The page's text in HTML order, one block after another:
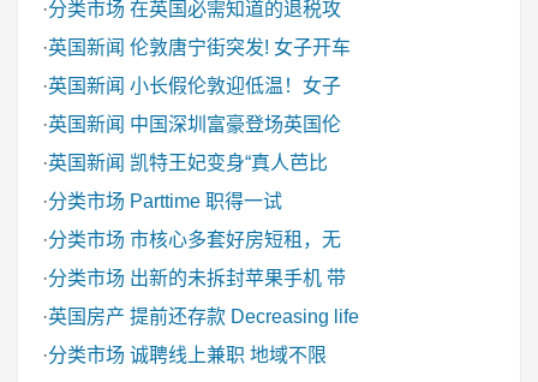
·分类市场 在英国必需知道的退税攻
·英国新闻 伦敦唐宁街突发! 女子开车
·英国新闻 小长假伦敦迎低温！女子
·英国新闻 中国深圳富豪登场英国伦
·英国新闻 凯特王妃变身“真人芭比
·分类市场 Parttime 职得一试
·分类市场 市核心多套好房短租，无
·分类市场 出新的未拆封苹果手机 带
·英国房产 提前还存款 Decreasing life
·分类市场 诚聘线上兼职 地域不限